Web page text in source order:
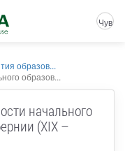
Чув
образов...
образов...
начального
(XIX –